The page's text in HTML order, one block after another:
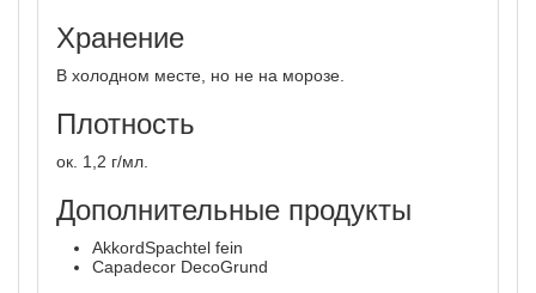
Хранение
В холодном месте, но не на морозе.
Плотность
ок. 1,2 г/мл.
Дополнительные продукты
AkkordSpachtel fein
Capadecor DecoGrund